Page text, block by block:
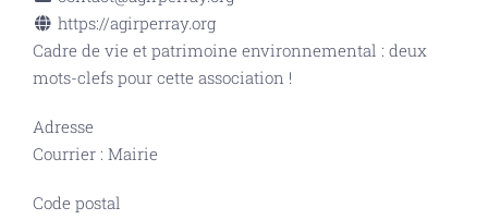
https://agirperray.org
Cadre de vie et patrimoine environnemental : deux
mots-clefs pour cette association !
Adresse
Courrier : Mairie
Code postal